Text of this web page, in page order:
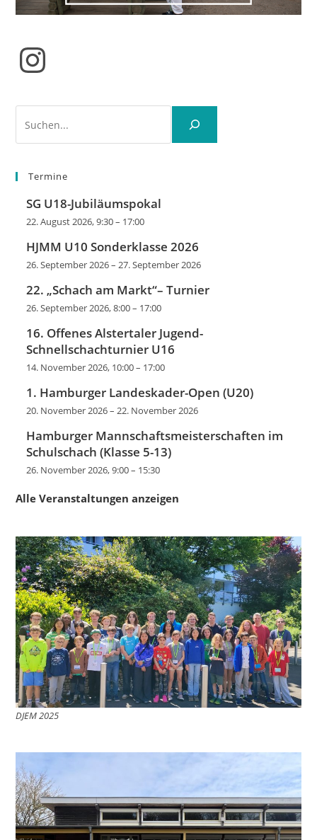
Instagram
Termine
SG U18-Jubiläumspokal
22. August 2026, 9:30– 17:00
HJMM U10 Sonderklasse 2026
26. September 2026–27. September 2026
22. „Schach am Markt“– Turnier
26. September 2026, 8:00– 17:00
16. Offenes Alstertaler Jugend-
Schnellschachturnier U16
14. November 2026, 10:00– 17:00
1. Hamburger Landeskader-Open (U20)
20. November 2026–22. November 2026
Hamburger Mannschaftsmeisterschaften im
Schulschach (Klasse 5-13)
26. November 2026, 9:00– 15:30
Alle Veranstaltungen anzeigen
DJEM 2025